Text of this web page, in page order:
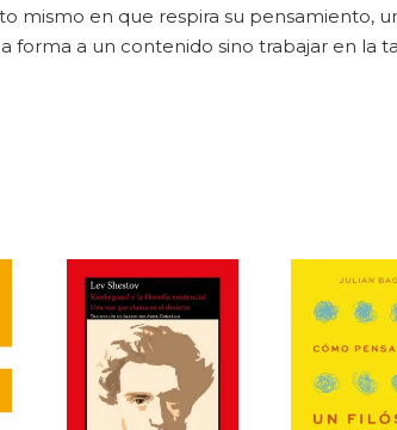
mismo en que respira su pensamiento,
forma a un contenido sino trabajar en la